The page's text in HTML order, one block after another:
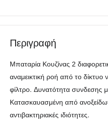
Περιγραφή
Μπαταρία Κουζίνας 2
αναμεικτική ροή από το
φίλτρο. Δυνατότητα συνδεσης
Κατασκαυασμένη από
αντιβακτηριακές ιδιότητες.